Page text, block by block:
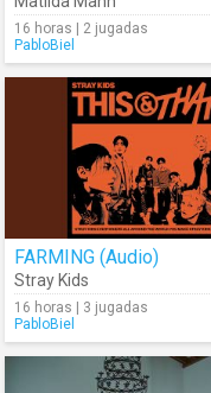
16 horas | 2 jugadas
PabloBiel
FARMING (Audio)
Stray Kids
16 horas | 3 jugadas
PabloBiel